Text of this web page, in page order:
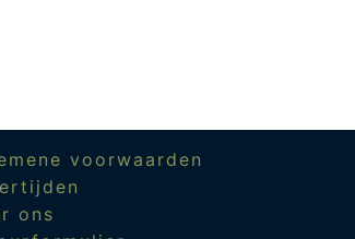
voorwaarden
ons